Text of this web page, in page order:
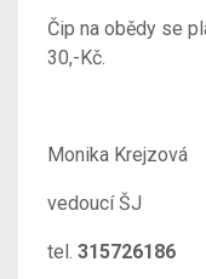
Čip na obědy se
30,-Kč.
Monika Krejzová
vedoucí ŠJ
tel. 315726186